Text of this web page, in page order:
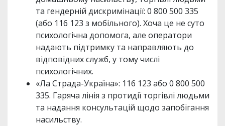
та гендерній дискримінації: 0 800 500 335
(або 116 123 з мобільного). Хоча це не суто
психологічна допомога, але оператори
надають підтримку та направляють до
відповідних служб, у тому числі
психологічних.
«Ла Страда-Україна»: 116 123 або 0 800 500
335. Гаряча лінія з протидії торгівлі людьми
та надання консультацій щодо запобігання
насильству.